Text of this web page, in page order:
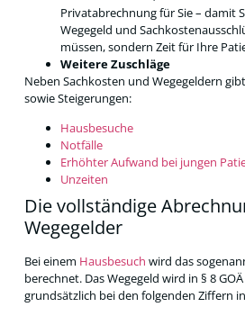
Privatabrechnung für Sie – damit
Wegegeld und
müssen, sondern Zeit für Ihre
Weitere Zuschläge
Neben Sachkosten und Wegegeldern
sowie Steigerungen:
Hausbesuche
Notfälle
Erhöhter Aufwand bei jungen
Unzeiten
Die vollständige
Wegegelder
Bei einem Hausbesuch wird das
berechnet. Das Wegegeld wird in § 8
grundsätzlich bei den folgenden Ziffern